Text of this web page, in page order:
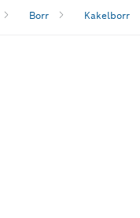
Borr Kakelborr